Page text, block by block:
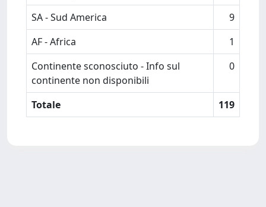
SA - Sud America
9
AF - Africa
1
Continente sconosciuto - Info sul
continente non disponibili
0
Totale 119